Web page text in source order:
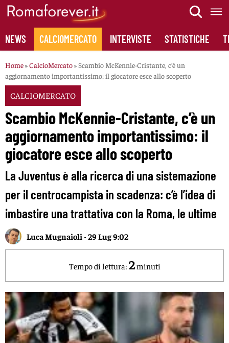
Skip
content
NEWS CALCIOMERCATO INTERVISTE STATISTICHE
Home»CalcioMercato»Scambio McKennie-Cristante, c’è un
aggiornamento importantissimo: il giocatore esce allo scoperto
CALCIOMERCATO
Scambio McKennie-Cristante, c’è un
aggiornamento importantissimo: il
giocatore esce allo scoperto
La Juventus è alla ricerca di una sistemazione
per il centrocampista in scadenza: c’è l’idea di
imbastire una trattativa con la Roma, le ultime
Luca Mugnaioli -29 Lug 9:02
Tempo di lettura: 2minuti